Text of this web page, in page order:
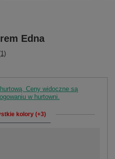
Edna
Ceny widoczne są
w hurtowni.
kolory (+3)